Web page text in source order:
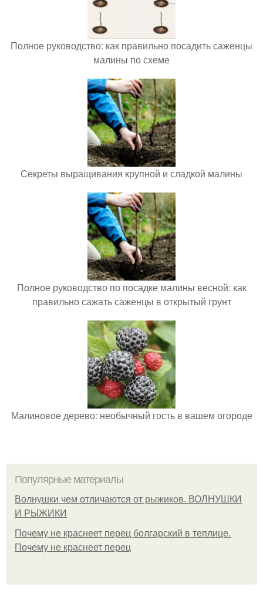
Полное руководство: как правильно посадить саженцы
малины по схеме
Секреты выращивания крупной и сладкой малины
Полное руководство по посадке малины весной: как
правильно сажать саженцы в открытый грунт
Малиновое дерево: необычный гость в вашем огороде
Популярные материалы
Волнушки чем отличаются от рыжиков. ВОЛНУШКИ
И РЫЖИКИ
Почему не краснеет перец болгарский в теплице.
Почему не краснеет перец